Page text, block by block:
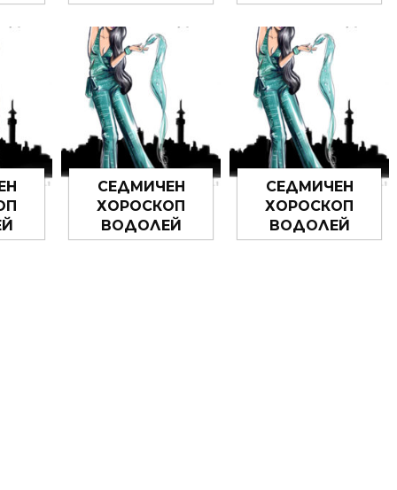
–
06.07.2026 –
12.07.2026
29.06.2026 –
05.07.2026
–
СЕДМИЧЕН
ХОРОСКОП
ВОДОЛЕЙ
25.05.2026 –
СЕДМИЧЕН
ХОРОСКОП
ВОДОЛЕЙ
18.05.2026 –